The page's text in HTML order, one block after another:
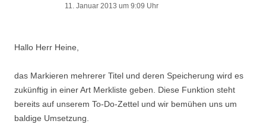
11. Januar 2013 um 9:09 Uhr
Hallo Herr Heine,
das Markieren mehrerer Titel und deren Speicherung wird es
zukünftig in einer Art Merkliste geben. Diese Funktion steht
bereits auf unserem To-Do-Zettel und wir bemühen uns um
baldige Umsetzung.